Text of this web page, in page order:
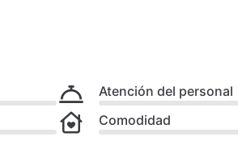
Atención del personal
Comodidad